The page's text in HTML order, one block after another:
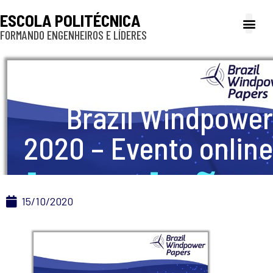
ESCOLA POLITÉCNICA
FORMANDO ENGENHEIROS E LÍDERES
Brazil Windpower
2020 – Evento online
15/10/2020